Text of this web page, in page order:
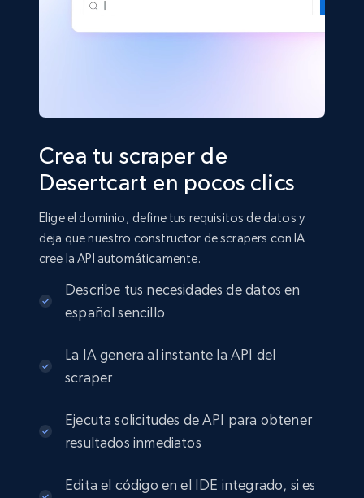
Crea tu scraper de
Desertcart en pocos clics
Elige el dominio, define tus requisitos de datos y
deja que nuestro constructor de scrapers con IA
cree la API automáticamente.
Describe tus necesidades de datos en
español sencillo
La IA genera al instante la API del
scraper
Ejecuta solicitudes de API para obtener
resultados inmediatos
Edita el código en el IDE integrado, si es